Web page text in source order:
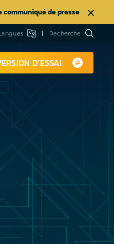
communiqué de presse
Recherche
D'ESSAI